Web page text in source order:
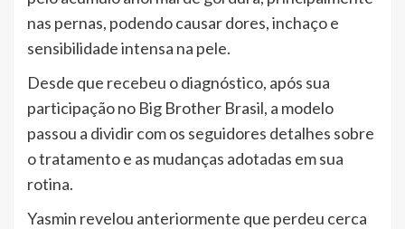
nas pernas, podendo causar dores, inchaço e
sensibilidade intensa na pele.
Desde que recebeu o diagnóstico, após sua
participação no Big Brother Brasil, a modelo
passou a dividir com os seguidores detalhes sobre
o tratamento e as mudanças adotadas em sua
rotina.
Yasmin revelou anteriormente que perdeu cerca